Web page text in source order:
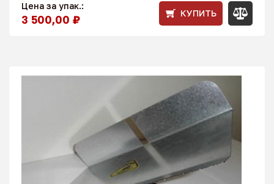
Цена за упак.:
3 500,00 ₽ КУПИТЬ